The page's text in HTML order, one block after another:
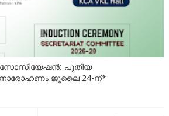
പുതിയ
ജൂലൈ 24-ന്*